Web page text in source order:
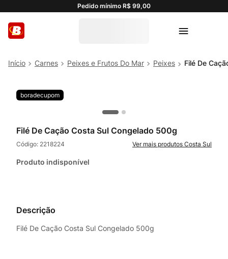
Pedido mínimo R$ 99,00
Carnes Peixes e Frutos Do Mar Peixes Filé De
boradecupom
Filé De Cação Costa Sul Congelado 500g
Código: 2218224 Costa Sul
Produto indisponível
Descrição
Filé De Cação Costa Sul Congelado 500g